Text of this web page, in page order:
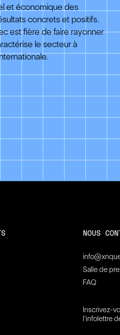
et économique des
concrets et positifs.
est fière de faire rayonner
le secteur à
NOUS
Salle de
FAQ
Inscrivez-
l'infolettre